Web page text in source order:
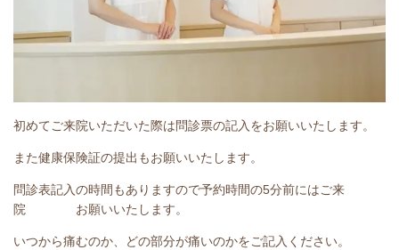
初めてご来院いただいた際は問診票の記入をお願いいたします。
また健康保険証の提出もお願いいたします。
問診表記入の時間もありますので予約時間の5分前にはご来
院 お願いいたします。
いつから痛むのか、どの部分が痛いのかをご記入ください。